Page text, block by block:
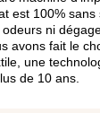
est 100% sans
ni
avons fait le
une
de 10 ans.